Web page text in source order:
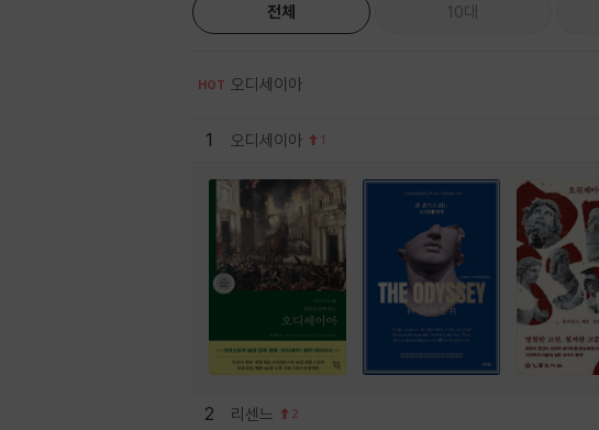
전체 10대
HOT 오디세이아
1 오디세이아 1
2 리센느 2